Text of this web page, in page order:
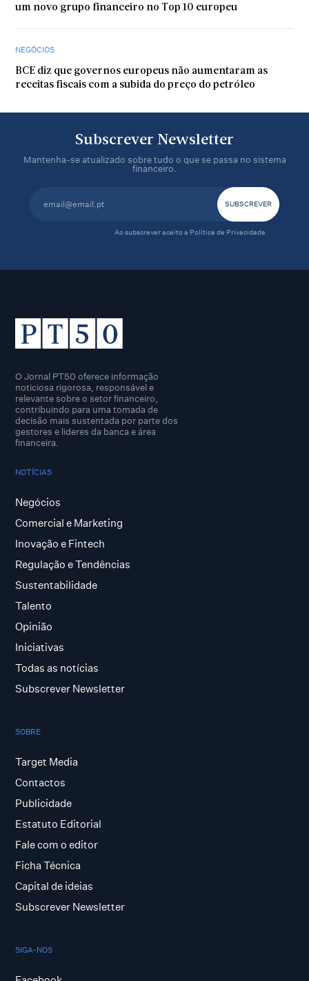
um novo grupo financeiro no Top 10 europeu
NEGÓCIOS
BCE diz que governos europeus não aumentaram as
receitas fiscais com a subida do preço do petróleo
Subscrever Newsletter
Mantenha-se atualizado sobre tudo o que se passa no sistema
financeiro.
Ao subscrever aceito a Política de Privacidade
O Jornal PT50 oferece informação
noticiosa rigorosa, responsável e
relevante sobre o setor financeiro,
contribuindo para uma tomada de
decisão mais sustentada por parte dos
gestores e lideres da banca e área
financeira.
NOTÍCIAS
Negócios
Comercial e Marketing
Inovação e Fintech
Regulação e Tendências
Sustentabilidade
Talento
Opinião
Iniciativas
Todas as notícias
Subscrever Newsletter
SOBRE
Target Media
Contactos
Publicidade
Estatuto Editorial
Fale com o editor
Ficha Técnica
Capital de ideias
Subscrever Newsletter
SIGA-NOS